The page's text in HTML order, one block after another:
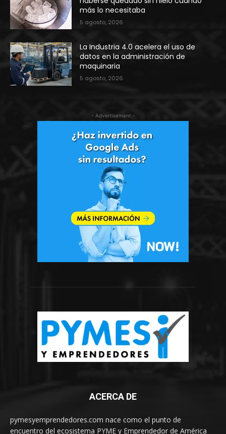
más lo necesitaba
5 agosto, 2026
La Industria 4.0 acelera el uso de
datos en la administración de
maquinaria
5 agosto, 2026
- Advertisement -
ACERCA DE
pymesyemprendedores.com nace como el punto de
encuentro del ecosistema PYME y Emprendedor de América